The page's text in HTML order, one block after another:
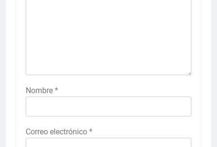
Nombre *
Correo electrónico *